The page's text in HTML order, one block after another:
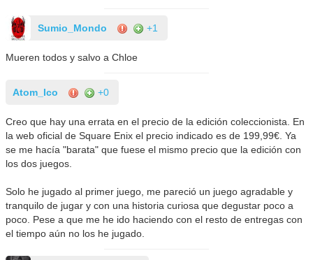
Sumio_Mondo +1
Mueren todos y salvo a Chloe
Atom_Ico +0
Creo que hay una errata en el precio de la edición coleccionista. En
la web oficial de Square Enix el precio indicado es de 199,99€. Ya
se me hacía "barata" que fuese el mismo precio que la edición con
los dos juegos.
Solo he jugado al primer juego, me pareció un juego agradable y
tranquilo de jugar y con una historia curiosa que degustar poco a
poco. Pese a que me he ido haciendo con el resto de entregas con
el tiempo aún no los he jugado.